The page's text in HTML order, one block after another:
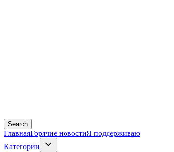
Search
ГлавнаяГорячие новостиЯ поддерживаю
Категории